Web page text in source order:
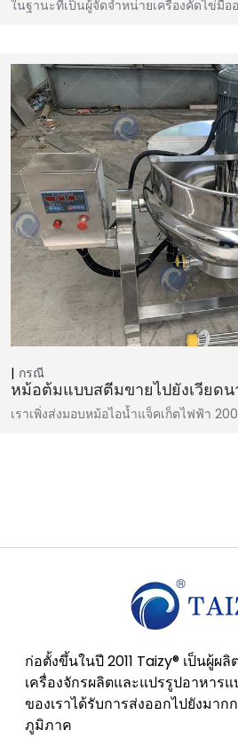
ในฐานะที่เป็นผู้จัดจำหน่ายเครื่องคัดไข่มือ
กรณี
หม้อต้มแบบสตีมขายไปยังเวียดน
เราเพิ่งส่งมอบหม้อไอน้ำแจ็คเก็ตไฟฟ้า
ก่อตั้งขึ้นในปี 2011 Taizy® เป็นผู้ผ
เครื่องจักรผลิตและแปรรูปอาหาร
ของเราได้รับการส่งออกไปยังมาก
ภูมิภาค